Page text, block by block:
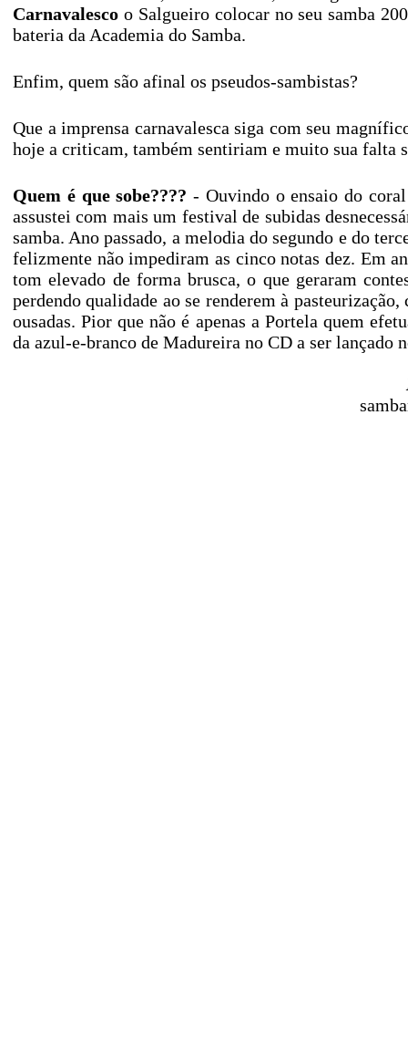
Carnavalesco o Salgueiro colocar no seu samba
bateria da Academia do Samba.
Enfim, quem são afinal os pseudos-sambistas?
Que a imprensa carnavalesca siga com seu
hoje a criticam, também sentiriam e muito sua falta
Quem é que sobe???? - Ouvindo o ensaio do
assustei com mais um festival de subidas
samba. Ano passado, a melodia do segundo e do
felizmente não impediram as cinco notas dez. Em
tom elevado de forma brusca, o que geraram
perdendo qualidade ao se renderem à
ousadas. Pior que não é apenas a Portela quem
da azul-e-branco de Madureira no CD a ser